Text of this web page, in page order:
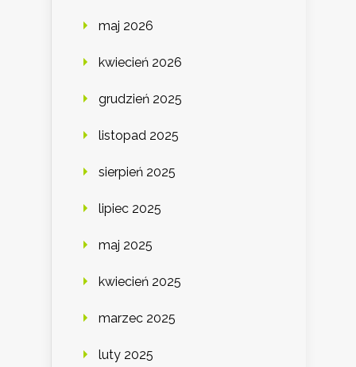
maj 2026
kwiecień 2026
grudzień 2025
listopad 2025
sierpień 2025
lipiec 2025
maj 2025
kwiecień 2025
marzec 2025
luty 2025